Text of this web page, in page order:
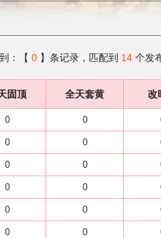
：【 0 】条记录，匹配到 14 个发
固顶 全天套黄 改
0 0
0 0
0 0
0 0
0 0
0 0